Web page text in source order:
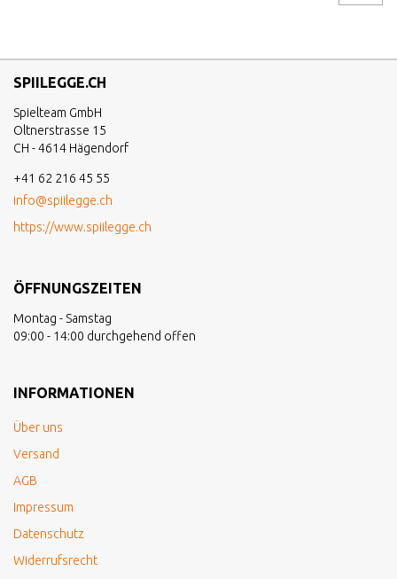
SPIILEGGE.CH
Spielteam GmbH
Oltnerstrasse 15
CH - 4614 Hägendorf
+41 62 216 45 55
info@spiilegge.ch
https://www.spiilegge.ch
ÖFFNUNGSZEITEN
Montag - Samstag
09:00 - 14:00 durchgehend offen
INFORMATIONEN
Über uns
Versand
AGB
Impressum
Datenschutz
Widerrufsrecht